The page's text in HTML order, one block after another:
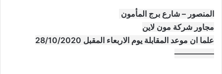
المنصور – شارع برج المأمون
مجاور شركة مون لاين
علما ان موعد المقابلة يوم الاربعاء المقبل 28/10/2020
—————